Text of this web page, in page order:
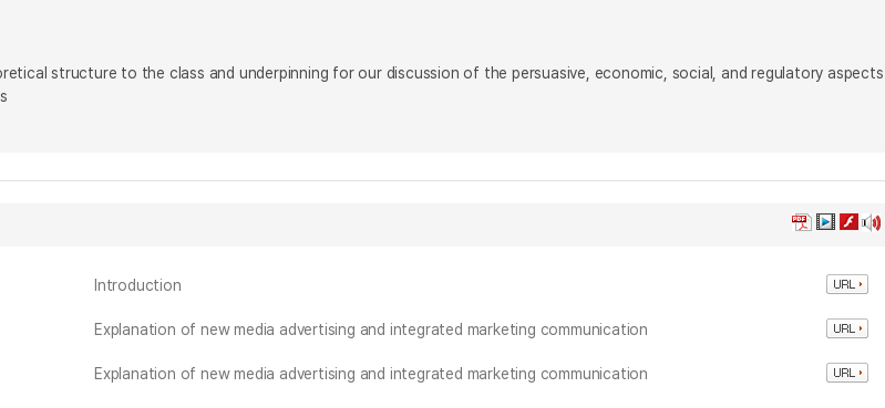
structure to the class and underpinning for our discussion of the persuasive, economic, social, and regulatory
Introduction
Explanation of new media advertising and integrated marketing communication
Explanation of new media advertising and integrated marketing communication